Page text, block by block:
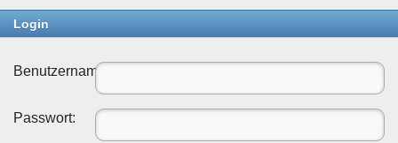
Login
Benutzername:
Passwort: